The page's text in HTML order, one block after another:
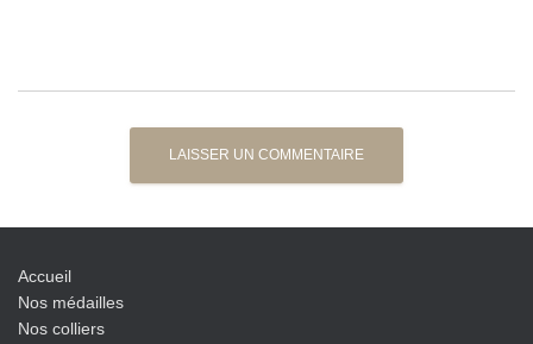
Accueil
Nos médailles
Nos colliers